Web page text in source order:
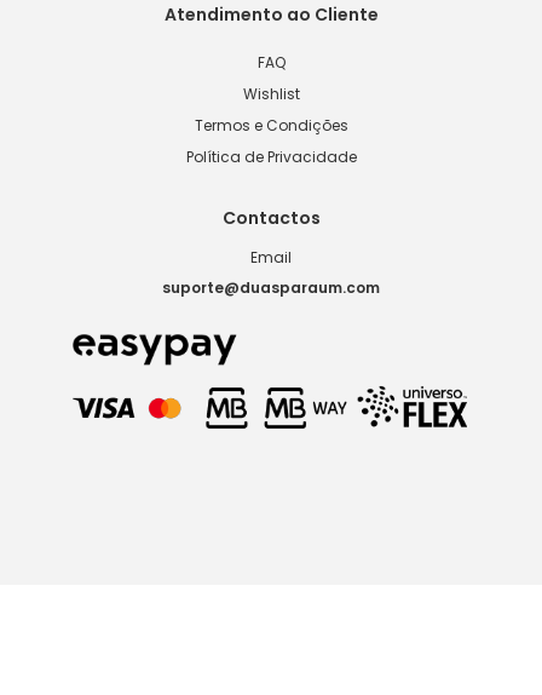
Atendimento ao Cliente
FAQ
Wishlist
Termos e Condições
Política de Privacidade
Contactos
Email
suporte@duasparaum.com